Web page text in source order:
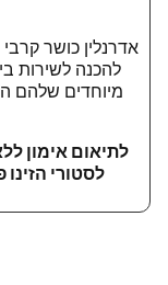
אדרנלין כושר
להכנה לשירות
מיוחדים שלהם
לסטורי